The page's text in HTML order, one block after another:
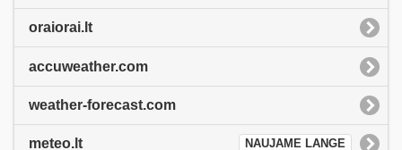
oraiorai.lt
accuweather.com
weather-forecast.com
meteo.lt NAUJAME LANGE